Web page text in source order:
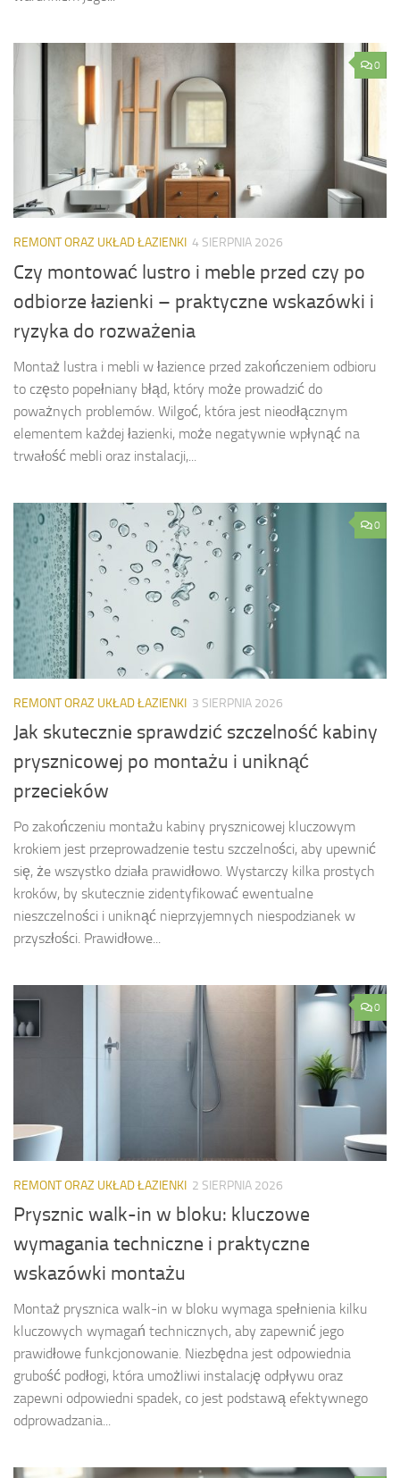
0
REMONT ORAZ UKŁAD ŁAZIENKI 4 SIERPNIA 2026
Czy montować lustro i meble przed czy po
odbiorze łazienki – praktyczne wskazówki i
ryzyka do rozważenia
Montaż lustra i mebli w łazience przed zakończeniem odbioru
to często popełniany błąd, który może prowadzić do
poważnych problemów. Wilgoć, która jest nieodłącznym
elementem każdej łazienki, może negatywnie wpłynąć na
trwałość mebli oraz instalacji,...
0
REMONT ORAZ UKŁAD ŁAZIENKI 3 SIERPNIA 2026
Jak skutecznie sprawdzić szczelność kabiny
prysznicowej po montażu i uniknąć
przecieków
Po zakończeniu montażu kabiny prysznicowej kluczowym
krokiem jest przeprowadzenie testu szczelności, aby upewnić
się, że wszystko działa prawidłowo. Wystarczy kilka prostych
kroków, by skutecznie zidentyfikować ewentualne
nieszczelności i uniknąć nieprzyjemnych niespodzianek w
przyszłości. Prawidłowe...
0
REMONT ORAZ UKŁAD ŁAZIENKI 2 SIERPNIA 2026
Prysznic walk-in w bloku: kluczowe
wymagania techniczne i praktyczne
wskazówki montażu
Montaż prysznica walk-in w bloku wymaga spełnienia kilku
kluczowych wymagań technicznych, aby zapewnić jego
prawidłowe funkcjonowanie. Niezbędna jest odpowiednia
grubość podłogi, która umożliwi instalację odpływu oraz
zapewni odpowiedni spadek, co jest podstawą efektywnego
odprowadzania...